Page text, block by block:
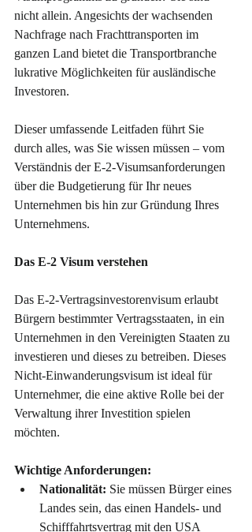
nicht allein. Angesichts der wachsenden
Nachfrage nach Frachttransporten im
ganzen Land bietet die Transportbranche
lukrative Möglichkeiten für ausländische
Investoren.
Dieser umfassende Leitfaden führt Sie
durch alles, was Sie wissen müssen – vom
Verständnis der E-2-Visumsanforderungen
über die Budgetierung für Ihr neues
Unternehmen bis hin zur Gründung Ihres
Unternehmens.
Das E-2 Visum verstehen
Das E-2-Vertragsinvestorenvisum erlaubt
Bürgern bestimmter Vertragsstaaten, in ein
Unternehmen in den Vereinigten Staaten zu
investieren und dieses zu betreiben. Dieses
Nicht-Einwanderungsvisum ist ideal für
Unternehmer, die eine aktive Rolle bei der
Verwaltung ihrer Investition spielen
möchten.
Wichtige Anforderungen:
Nationalität: Sie müssen Bürger eines
Landes sein, das einen Handels- und
Schifffahrtsvertrag mit den USA